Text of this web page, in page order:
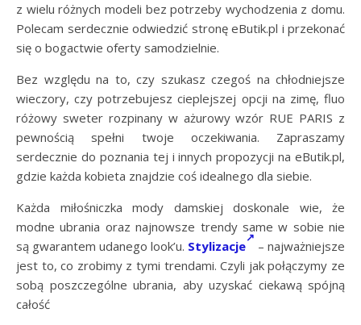
z wielu różnych modeli bez potrzeby wychodzenia z domu.
Polecam serdecznie odwiedzić stronę eButik.pl i przekonać
się o bogactwie oferty samodzielnie.
Bez względu na to, czy szukasz czegoś na chłodniejsze
wieczory, czy potrzebujesz cieplejszej opcji na zimę, fluo
różowy sweter rozpinany w ażurowy wzór RUE PARIS z
pewnością spełni twoje oczekiwania. Zapraszamy
serdecznie do poznania tej i innych propozycji na eButik.pl,
gdzie każda kobieta znajdzie coś idealnego dla siebie.
Każda miłośniczka mody damskiej doskonale wie, że
modne ubrania oraz najnowsze trendy same w sobie nie
są gwarantem udanego look’u. Stylizacje
– najważniejsze
jest to, co zrobimy z tymi trendami. Czyli jak połączymy ze
sobą poszczególne ubrania, aby uzyskać ciekawą spójną
całość